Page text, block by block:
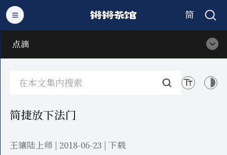
简
繁
点滴
简捷放下法门
王骧陆上师 | 2018-06-23 |下载